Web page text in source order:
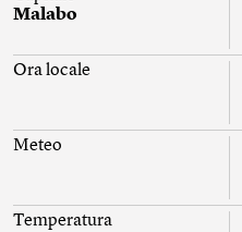
Malabo
Ora locale
Meteo
Temperatura